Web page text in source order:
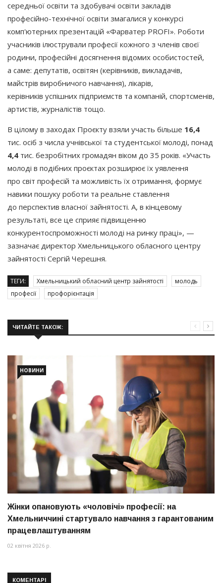
середньої освіти та здобувачі освіти закладів
професійно-технічної освіти змагалися у конкурсі
комп'ютерних презентацій «Фарватер PROFI». Роботи
учасників ілюстрували професії кожного з членів своєї
родини, професійні досягнення відомих особистостей,
а саме: депутатів, освітян (керівників, викладачів,
майстрів виробничого навчання), лікарів,
керівників успішних підприємств та компаній, спортсменів,
артистів, журналістів тощо.
В цілому в заходах Проєкту взяли участь більше 16,4
тис. осіб з числа учнівської та студентської молоді, понад
4,4 тис. безробітних громадян віком до 35 років. «Участь
молоді в подібних проєктах розширює їх уявлення
про світ професій та можливість їх отримання, формує
навики пошуку роботи та реальне ставлення
до перспектив власної зайнятості. А, в кінцевому
результаті, все це сприяє підвищенню
конкурентоспроможності молоді на ринку праці», —
зазначає директор Хмельницького обласного центру
зайнятості Сергій Черешня.
ТЕГИ: Хмельницький обласний центр зайнятості
молодь
професії
профорієнтація
ЧИТАЙТЕ ТАКОЖ:
НОВИНИ
Жінки опановують «чоловічі» професії: на
Хмельниччині стартувало навчання з гарантованим
працевлаштуванням
02 квітня 2026 р.
КОМЕНТАРІ